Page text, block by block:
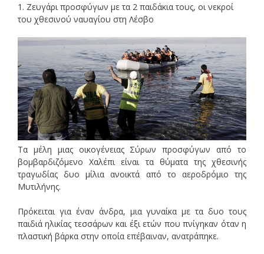
1. Ζευγάρι προσφύγων με τα 2 παιδάκια τους, οι νεκροί
του χθεσινού ναυαγίου στη Λέσβο
Τα μέλη μιας οικογένειας Σύρων προσφύγων από το
βομβαρδιζόμενο Χαλέπι είναι τα θύματα της χθεσινής
τραγωδίας δυο μίλια ανοικτά από το αεροδρόμιο της
Μυτιλήνης.
Πρόκειται για έναν άνδρα, μια γυναίκα με τα δυο τους
παιδιά ηλικίας τεσσάρων και έξι ετών που πνίγηκαν όταν η
πλαστική βάρκα στην οποία επέβαιναν, ανατράπηκε.